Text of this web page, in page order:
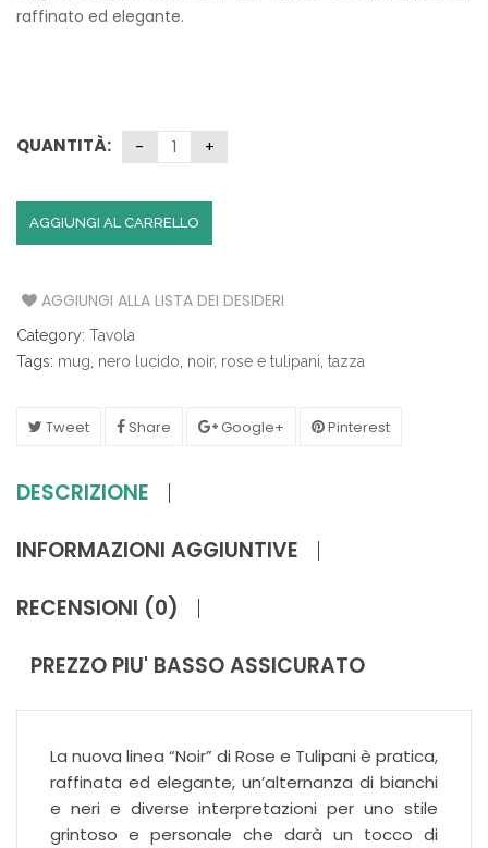
raffinato ed elegante.
QUANTITÀ:
AGGIUNGI AL CARRELLO
AGGIUNGI ALLA LISTA DEI DESIDERI
Category: Tavola
Tags: mug nero lucido noir, rose e tulipani tazza
Tweet Share Google+ Pinterest
DESCRIZIONE
INFORMAZIONI AGGIUNTIVE
RECENSIONI (0)
PREZZO PIU' BASSO ASSICURATO
La nuova linea “Noir” di Rose e Tulipani è pratica,
raffinata ed elegante, un’alternanza di bianchi
e neri e diverse interpretazioni per uno stile
grintoso e personale che darà un tocco di